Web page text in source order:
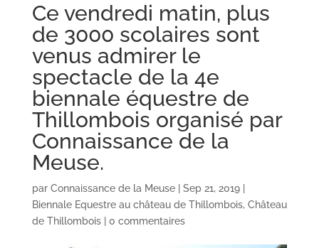
Ce vendredi matin, plus
de 3000 scolaires sont
venus admirer le
spectacle de la 4e
biennale équestre de
Thillombois organisé par
Connaissance de la
Meuse.
par Connaissance de la Meuse| Sep 21, 2019|
Biennale Equestre au château de Thillombois, Château
de Thillombois| 0 commentaires